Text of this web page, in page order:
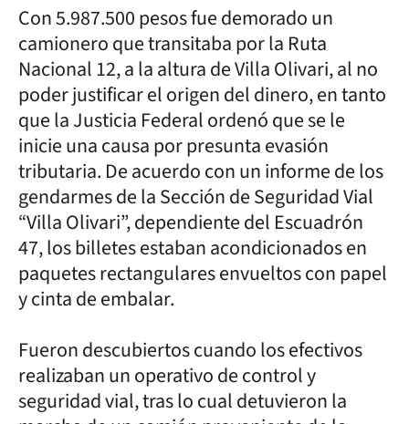
Con 5.987.500 pesos fue demorado un
camionero que transitaba por la Ruta
Nacional 12, a la altura de Villa Olivari, al no
poder justificar el origen del dinero, en tanto
que la Justicia Federal ordenó que se le
inicie una causa por presunta evasión
tributaria. De acuerdo con un informe de los
gendarmes de la Sección de Seguridad Vial
“Villa Olivari”, dependiente del Escuadrón
47, los billetes estaban acondicionados en
paquetes rectangulares envueltos con papel
y cinta de embalar.
Fueron descubiertos cuando los efectivos
realizaban un operativo de control y
seguridad vial, tras lo cual detuvieron la